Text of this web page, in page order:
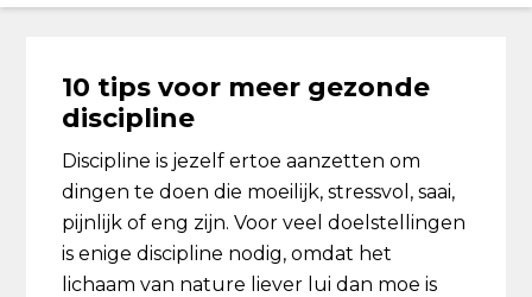
10 tips voor meer gezonde
discipline
Discipline is jezelf ertoe aanzetten om
dingen te doen die moeilijk, stressvol, saai,
pijnlijk of eng zijn. Voor veel doelstellingen
is enige discipline nodig, omdat het
lichaam van nature liever lui dan moe is